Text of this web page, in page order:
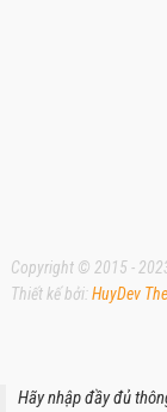
Copyright © 2015 -
Thiết kế bởi:HuyDev
Hãy nhập đầy đủ